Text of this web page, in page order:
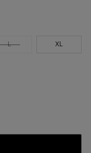
L XL